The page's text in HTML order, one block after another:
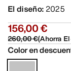
El diseño: 2025
156,00 €
260,00 €(Ahorra El
Color en